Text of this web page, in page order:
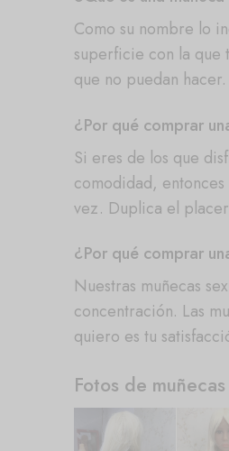
Como su nombre lo
superficie con la que
que no puedan hacer.
¿Por qué comprar
Si eres de los que
comodidad, entonces
vez. Duplica el
¿Por qué comprar
Nuestras muñecas
concentración. Las
quiero es tu
Fotos de